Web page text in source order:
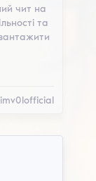
чит на
та